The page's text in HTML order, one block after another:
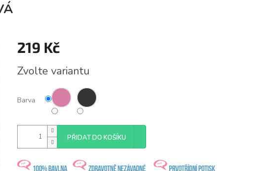
219 Kč
cena:
Zvolte variantu
Barva
PŘIDAT DO KOŠÍKU